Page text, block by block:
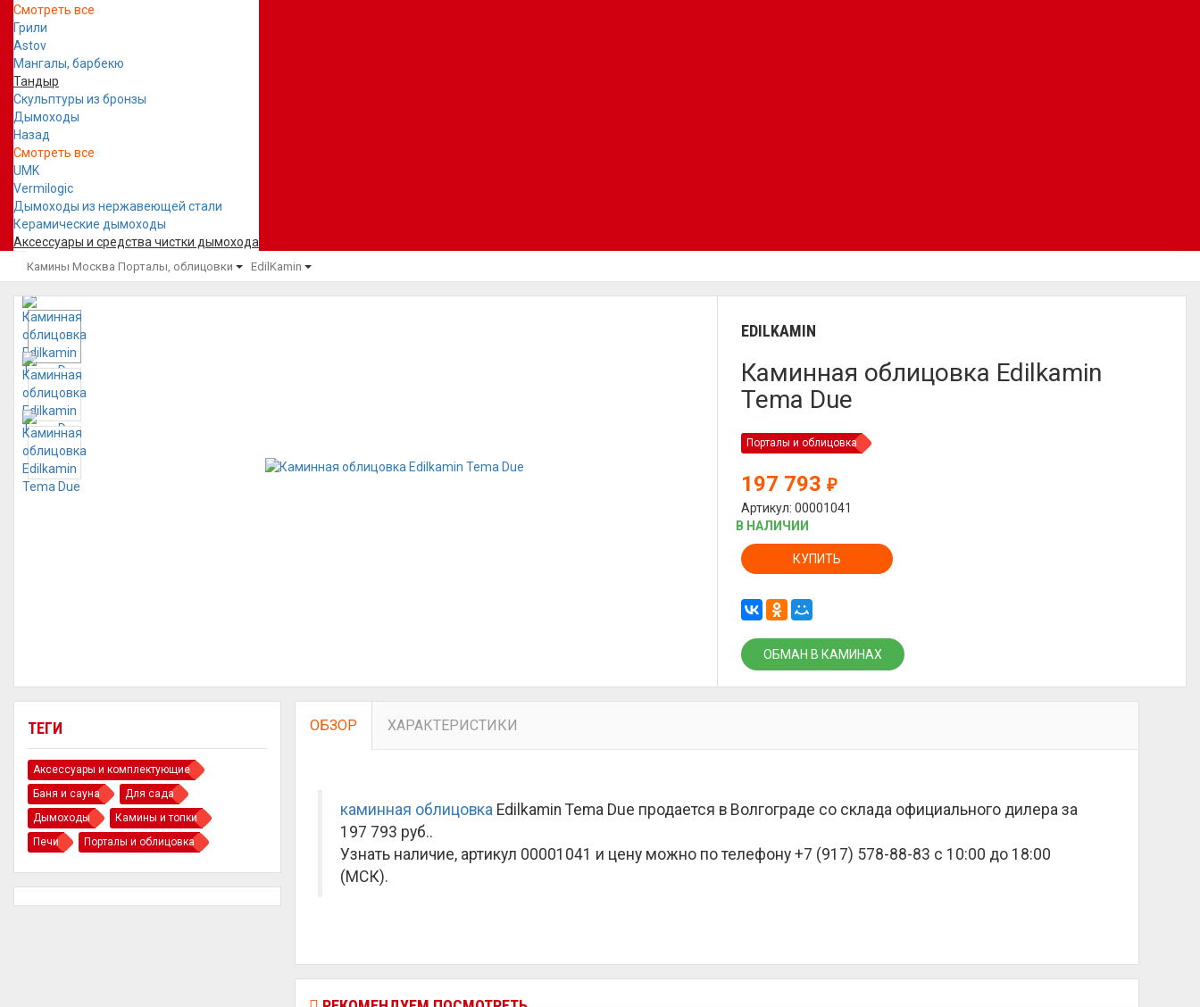
Смотреть все
Грили
Astov
Мангалы, барбекю
Тандыр
Скульптуры из бронзы
Дымоходы
Назад
Смотреть все
UMK
Vermilogic
Дымоходы из нержавеющей стали
Керамические дымоходы
Аксессуары и средства чистки дымохода
Камины Москва Порталы, облицовки EdilKamin
EDILKAMIN
Каминная облицовка Edilkamin
Tema Due
Порталы и облицовка
197 793₽
Артикул: 00001041
В НАЛИЧИИ
КУПИТЬ
ОБМАН В КАМИНАХ
ТЕГИ
Аксессуары и комплектующие
Баня и сауна
Для сада
Дымоходы
Камины и топки
Печи
Порталы и облицовка
ОБЗОР ХАРАКТЕРИСТИКИ
каминная облицовка Edilkamin Tema Due продается в Волгограде со склада официального дилера за
197 793 руб..
Узнать наличие, артикул 00001041 и цену можно по телефону +7 (917) 578-88-83 с 10:00 до 18:00
(МСК).